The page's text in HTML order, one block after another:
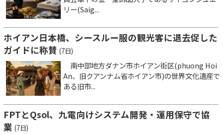
リー(Saig...
ホイアン日本橋、シースルー服の観光客に退去促した
ガイドに称賛 (7日)
南中部地方ダナン市ホイアン街区(phuong Hoi
An、旧クアンナム省ホイアン市)の世界文化遺産で
ある旧市...
FPTとQsol、九電向けシステム開発・運用保守で協
業 (7日)